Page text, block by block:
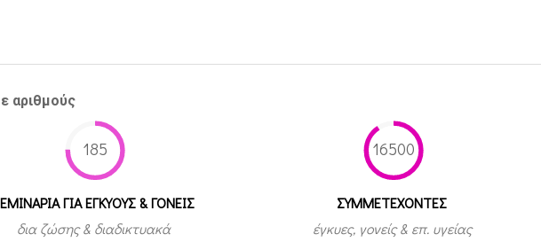
αριθμούς
185
ΓΙΑ ΕΓΚΥΟΥΣ & ΓΟΝΕΙΣ
δια ζώσης & διαδικτυακά
16500
ΣΥΜΜΕΤEΧΟΝΤΕΣ
έγκυες, γονείς & επ. υγείας